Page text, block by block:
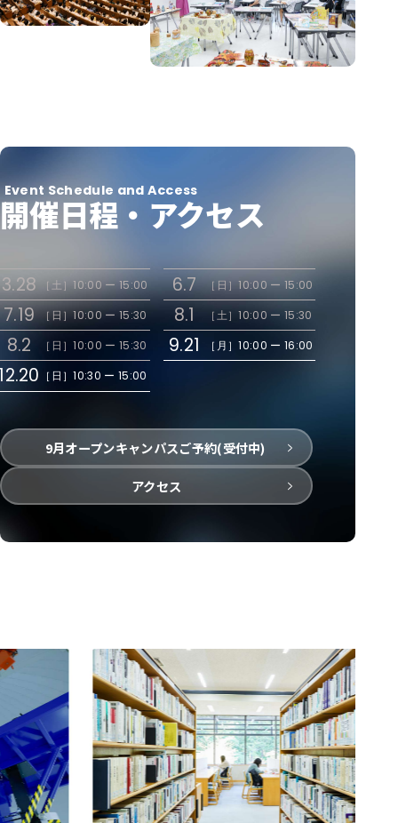
Event Schedule and Access
開催日程・アクセス
3.28 ［土］10:00 ー 15:00 6.7 ［日］10:00 ー 15:00
7.19 ［日］10:00 ー 15:30 8.1 ［土］10:00 ー 15:30
8.2 ［日］10:00 ー 15:30 9.21 ［月］10:00 ー 16:00
［日］10:30 ー 15:00
9月オープンキャンパスご予約(受付中)
アクセス